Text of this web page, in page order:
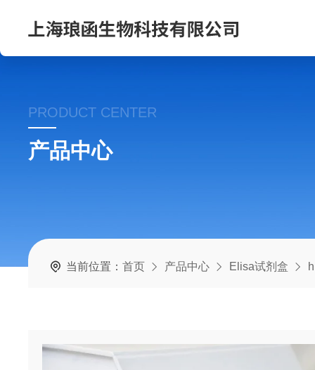
PRODUCT CENTER
产品中心
当前位置：首页 产品中心 Elisa试剂盒